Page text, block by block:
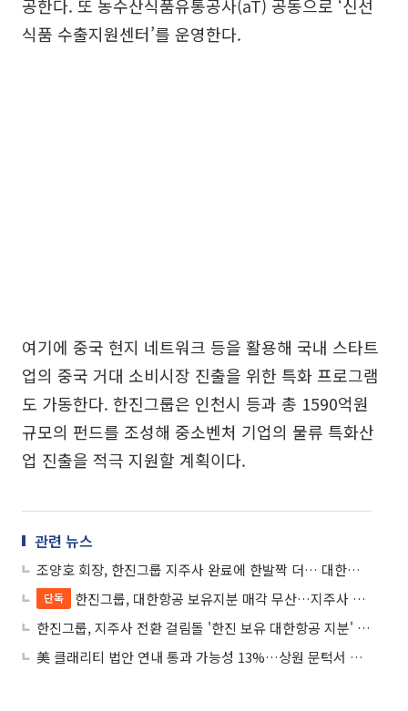
공한다. 또 농수산식품유통공사(aT) 공동으로 ‘신선
식품 수출지원센터’를 운영한다.
여기에 중국 현지 네트워크 등을 활용해 국내 스타트
업의 중국 거대 소비시장 진출을 위한 특화 프로그램
도 가동한다. 한진그룹은 인천시 등과 총 1590억원
규모의 펀드를 조성해 중소벤처 기업의 물류 특화산
업 진출을 적극 지원할 계획이다.
관련 뉴스
조양호 회장, 한진그룹 지주사 완료에 한발짝 더… 대한항공 지분 블록딜 재추진 성공
단독
한진그룹, 대한항공 보유지분 매각 무산…지주사 전환 급브레이크
한진그룹, 지주사 전환 걸림돌 '한진 보유 대한항공 지분' 없앤다
美 클래리티 법안 연내 통과 가능성 13%…상원 문턱서 제동